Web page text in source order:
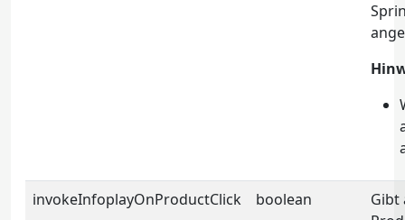
invokeInfoplayOnProductClick boolean
Gibt